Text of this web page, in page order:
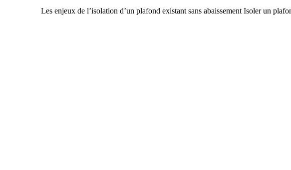
Les enjeux de l’isolation d’un plafond existant sans abaissement Isoler un